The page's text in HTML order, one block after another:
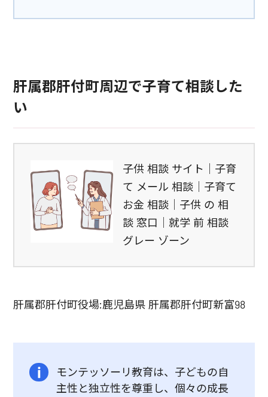
肝属郡肝付町周辺で子育て相談した
い
子供 相談 サイト｜子育
て メール 相談｜子育て
お金 相談｜子供 の 相
談 窓口｜就学 前 相談
グレー ゾーン
肝属郡肝付町役場:鹿児島県 肝属郡肝付町新富98
モンテッソーリ教育は、子どもの自
主性と独立性を尊重し、個々の成長